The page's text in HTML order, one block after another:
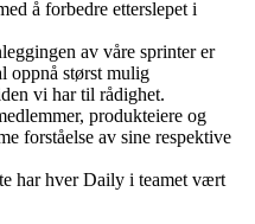
å forbedre etterslepet i
av våre sprinter er
oppnå størst mulig
vi har til rådighet.
produkteiere og
forståelse av sine respektive
har hver Daily i teamet vært